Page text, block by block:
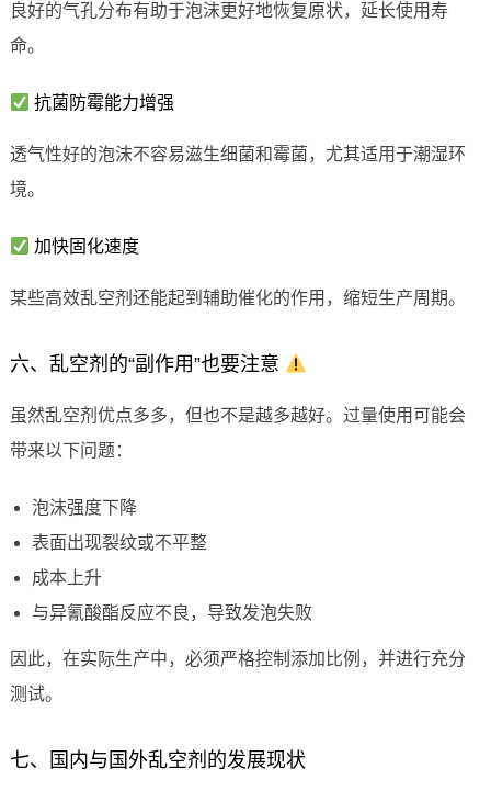
良好的气孔分布有助于泡沫更好地恢复原状，延长使用寿
命。
抗菌防霉能力增强
透气性好的泡沫不容易滋生细菌和霉菌，尤其适用于潮湿环
境。
加快固化速度
某些高效乱空剂还能起到辅助催化的作用，缩短生产周期。
六、乱空剂的“副作用”也要注意
虽然乱空剂优点多多，但也不是越多越好。过量使用可能会
带来以下问题：
泡沫强度下降
表面出现裂纹或不平整
成本上升
与异氰酸酯反应不良，导致发泡失败
因此，在实际生产中，必须严格控制添加比例，并进行充分
测试。
七、国内与国外乱空剂的发展现状